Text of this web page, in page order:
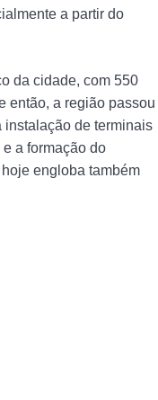
a partir do
da cidade, com 550
então, a região passou
de terminais
a formação do
engloba também